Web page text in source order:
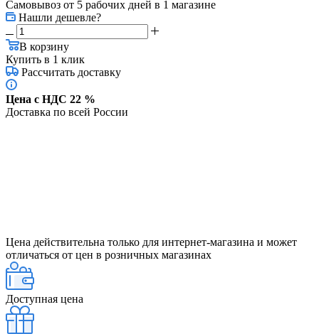
Самовывоз от 5 рабочих дней в 1 магазине
Нашли дешевле?
В корзину
Купить в 1 клик
Рассчитать доставку
Цена с НДС 22 %
Доставка по всей России
Цена действительна только для интернет-магазина и может
отличаться от цен в розничных магазинах
Доступная цена